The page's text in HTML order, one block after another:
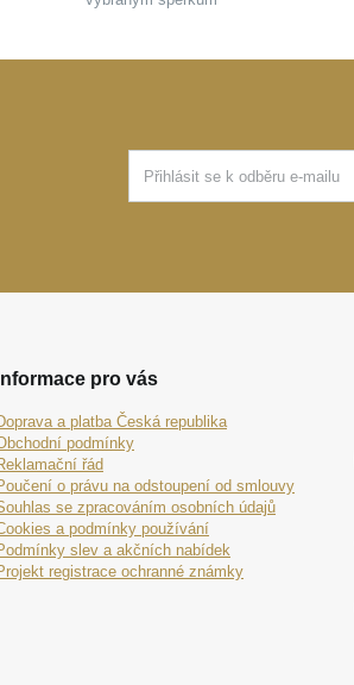
Informace pro vás
a platba Česká republika
podmínky
řád
o právu na odstoupení od smlouvy
se zpracováním osobních údajů
a podmínky používání
slev a akčních nabídek
registrace ochranné známky